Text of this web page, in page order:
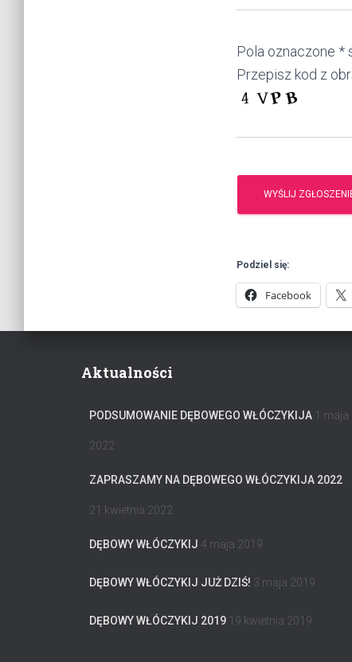
Pola oznaczone *
Przepisz kod z
Podziel się:
Facebook
Aktualności
PODSUMOWANIE DĘBOWEGO WŁÓCZYKIJA 1 maja
2022
ZAPRASZAMY NA DĘBOWEGO WŁÓCZYKIJA 2022
21 kwietnia 2022
DĘBOWY WŁÓCZYKIJ 4 maja 2019
DĘBOWY WŁÓCZYKIJ JUŻ DZIŚ! 3 maja 2019
DĘBOWY WŁÓCZYKIJ 2019 19 kwietnia 2019